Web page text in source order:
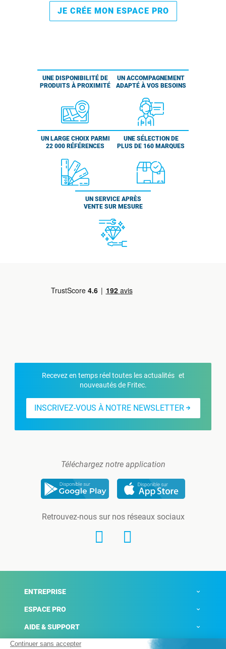
JE CRÉE MON ESPACE PRO
UNE DISPONIBILITÉ DE
PRODUITS À PROXIMITÉ
UN ACCOMPAGNEMENT
ADAPTÉ À VOS BESOINS
UN LARGE CHOIX PARMI
22 000 RÉFÉRENCES
UNE SÉLECTION DE
PLUS DE 160 MARQUES
UN SERVICE APRÈS
VENTE SUR MESURE
Recevez en temps réel toutes les actualités et
nouveautés de Fritec.
INSCRIVEZ-VOUS À NOTRE NEWSLETTER
Téléchargez notre application
Retrouvez-nous sur nos réseaux sociaux
ENTREPRISE
ESPACE PRO
AIDE & SUPPORT
ACTUALITÉS